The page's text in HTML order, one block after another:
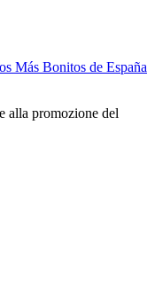
Más Bonitos de España
alla promozione del